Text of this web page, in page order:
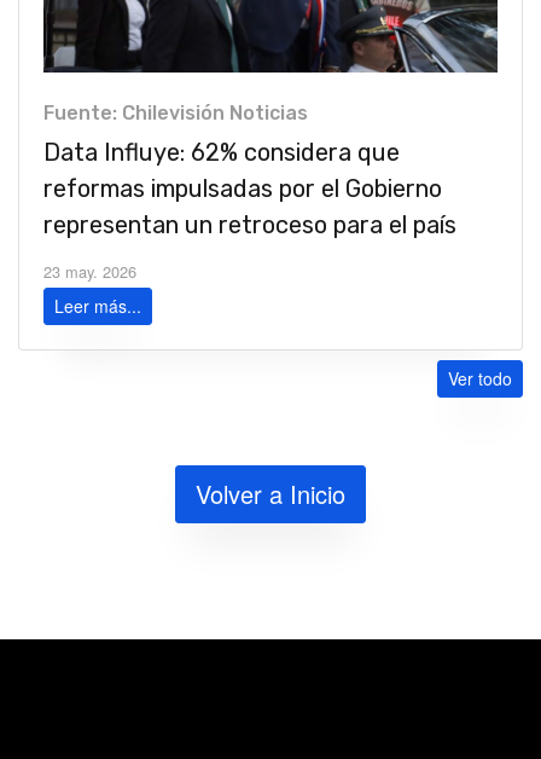
Fuente: Chilevisión Noticias
Data Influye: 62% considera que
reformas impulsadas por el Gobierno
representan un retroceso para el país
23 may. 2026
Leer más...
Ver todo
Volver a Inicio